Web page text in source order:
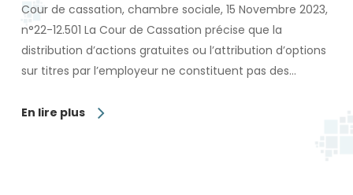
Cour de cassation, chambre sociale, 15 Novembre 2023,
n°22-12.501 La Cour de Cassation précise que la
distribution d’actions gratuites ou l’attribution d’options
sur titres par l’employeur ne constituent pas des…
En lire plus